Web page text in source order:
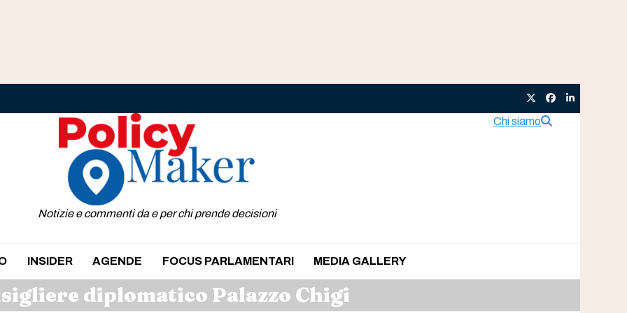
TwitterFacebook
LinkedIn
Chi siamo
Notizie e commenti da e per chi prende decisioni
INSIDER AGENDE FOCUS PARLAMENTARI MEDIA GALLERY
diplomatico Palazzo Chigi